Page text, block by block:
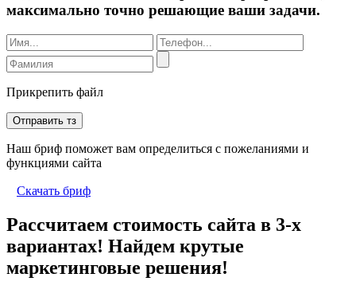
максимально точно решающие ваши задачи.
Прикрепить файл
Отправить тз
Наш бриф поможет вам определиться с пожеланиями и
функциями сайта
Скачать бриф
Рассчитаем стоимость сайта в 3-х
вариантах! Найдем крутые
маркетинговые решения!